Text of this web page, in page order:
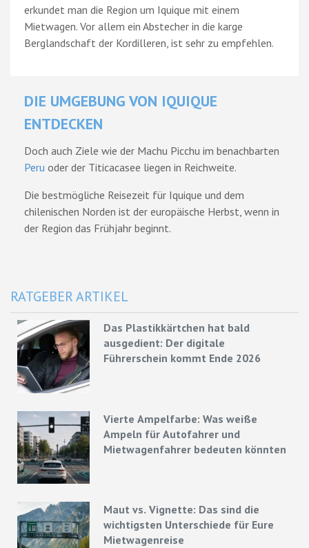
erkundet man die Region um Iquique mit einem
Mietwagen. Vor allem ein Abstecher in die karge
Berglandschaft der Kordilleren, ist sehr zu empfehlen.
DIE UMGEBUNG VON IQUIQUE
ENTDECKEN
Doch auch Ziele wie der Machu Picchu im benachbarten
Peru oder der Titicacasee liegen in Reichweite.
Die bestmögliche Reisezeit für Iquique und dem
chilenischen Norden ist der europäische Herbst, wenn in
der Region das Frühjahr beginnt.
RATGEBER ARTIKEL
Das Plastikkärtchen hat bald
ausgedient: Der digitale
Führerschein kommt Ende 2026
Vierte Ampelfarbe: Was weiße
Ampeln für Autofahrer und
Mietwagenfahrer bedeuten könnten
Maut vs. Vignette: Das sind die
wichtigsten Unterschiede für Eure
Mietwagenreise